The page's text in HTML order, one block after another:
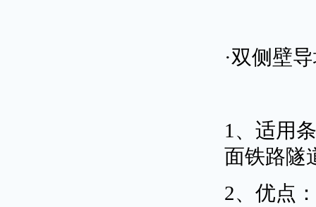
·双侧壁
1、适用
面铁路隧
2、优点